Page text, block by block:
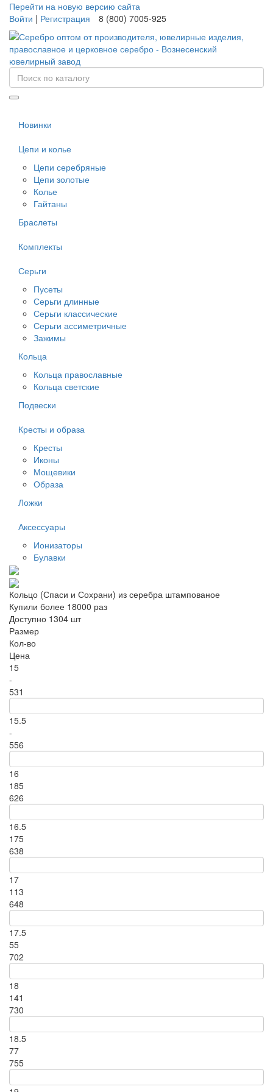
Перейти на новую версию сайта
Войти | Регистрация 8 (800) 7005-925
Новинки
Цепи и колье
Цепи серебряные
Цепи золотые
Колье
Гайтаны
Браслеты
Комплекты
Серьги
Пусеты
Серьги длинные
Серьги классические
Серьги ассиметричные
Зажимы
Кольца
Кольца православные
Кольца светские
Подвески
Кресты и образа
Кресты
Иконы
Мощевики
Образа
Ложки
Аксессуары
Ионизаторы
Булавки
Кольцо (Спаси и Сохрани) из серебра штампованое
Купили более 18000 раз
Доступно 1304 шт
Размер
Кол-во
Цена
15
-
531
15.5
-
556
16
185
626
16.5
175
638
17
113
648
17.5
55
702
18
141
730
18.5
77
755